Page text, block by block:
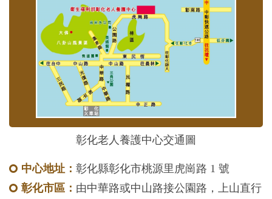
彰化老人養護中心交通圖
中心地址： 彰化縣彰化市桃源里虎崗路 1 號
彰化市區： 由中華路或中山路接公園路，上山直行